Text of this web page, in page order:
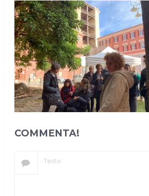
COMMENTA!